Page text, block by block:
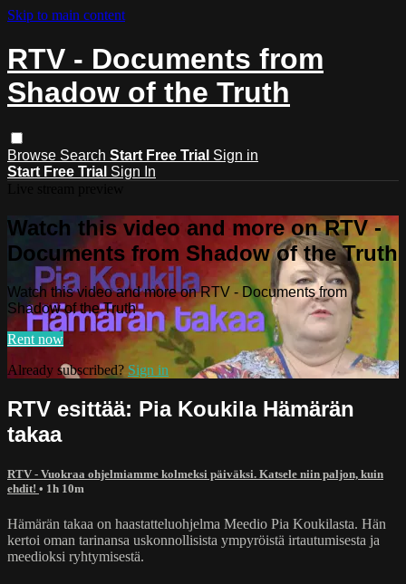
Skip to main content
RTV - Documents from
Shadow of the Truth
Browse Search Start Free Trial Sign in
Start Free Trial Sign In
Watch this video and more on RTV -
Documents from Shadow of the Truth
Watch this video and more on RTV - Documents from
Shadow of the Truth
Rent now
Already subscribed? Sign in
RTV esittää: Pia Koukila Hämärän
takaa
RTV - Vuokraa ohjelmiamme kolmeksi päiväksi. Katsele niin paljon, kuin
ehdit! • 1h 10m
Hämärän takaa on haastatteluohjelma Meedio Pia Koukilasta. Hän
kertoi oman tarinansa uskonnollisista ympyröistä irtautumisesta ja
meedioksi ryhtymisestä.